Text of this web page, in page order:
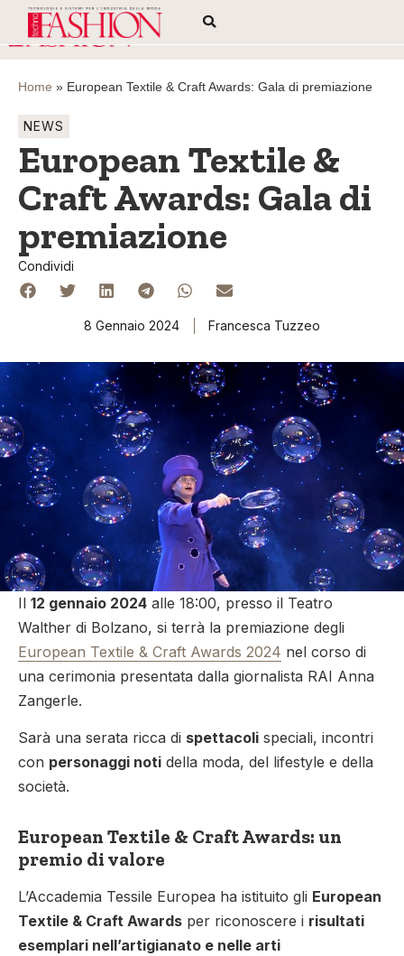
Home » European Textile & Craft Awards: Gala di premiazione
NEWS
European Textile &
Craft Awards: Gala di
premiazione
Condividi
8 Gennaio 2024 Francesca Tuzzeo
Il 12 gennaio 2024 alle 18:00, presso il Teatro
Walther di Bolzano, si terrà la premiazione degli
European Textile & Craft Awards 2024 nel corso di
una cerimonia presentata dalla giornalista RAI Anna
Zangerle.
Sarà una serata ricca di spettacoli speciali, incontri
con personaggi noti della moda, del lifestyle e della
società.
European Textile & Craft Awards: un
premio di valore
L’Accademia Tessile Europea ha istituito gli European
Textile & Craft Awards per riconoscere i risultati
esemplari nell’artigianato e nelle arti